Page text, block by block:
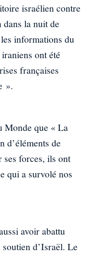
israélien contre
dans la nuit de
informations du
ont été
françaises
».
Monde que « La
d’éléments de
forces, ils ont
qui a survolé nos
avoir abattu
d’Israël. Le